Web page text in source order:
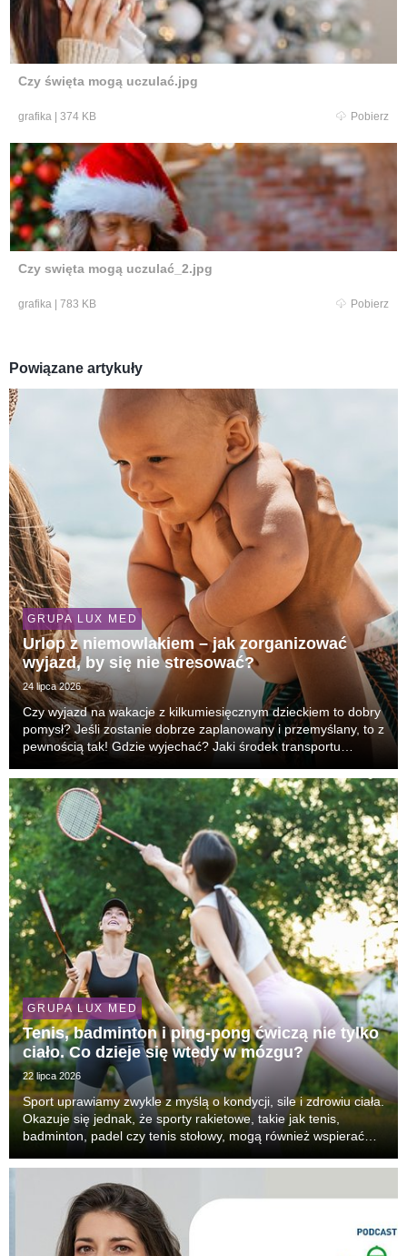
Czy święta mogą uczulać.jpg
grafika 374 KB Pobierz
Czy swięta mogą uczulać_2.jpg
grafika 783 KB Pobierz
Powiązane artykuły
GRUPA LUX MED
Urlop z niemowlakiem – jak zorganizować
wyjazd, by się nie stresować?
24 lipca 2026
Czy wyjazd na wakacje z kilkumiesięcznym dzieckiem to dobry
pomysł? Jeśli zostanie dobrze zaplanowany i przemyślany, to z
pewnością tak! Gdzie wyjechać? Jaki środek transportu
pytania odpowiada lek. Aneta Górska-Ko...
GRUPA LUX MED
Tenis, badminton i ping-pong ćwiczą nie tylko
ciało. Co dzieje się wtedy w mózgu?
22 lipca 2026
Sport uprawiamy zwykle z myślą o kondycji, sile i zdrowiu ciała.
Okazuje się jednak, że sporty rakietowe, takie jak tenis,
badminton, padel czy tenis stołowy, mogą również wspierać
pamięć roboczą, refleks, zdolność p...